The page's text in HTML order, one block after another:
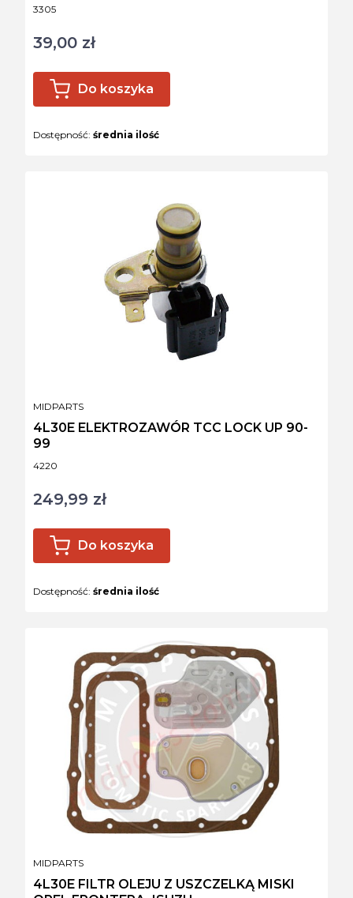
Kod produktu
3305
Cena
39,00 zł
Do koszyka
Dostępność: średnia ilość
Kod produktu
4220
4L30E ELEKTROZAWÓR TCC LOCK UP 90-
99
PRODUCENT
MIDPARTS
Cena
249,99 zł
Do koszyka
Dostępność: średnia ilość
4L30E FILTR OLEJU Z USZCZELKĄ MISKI
PRODUCENT
MIDPARTS